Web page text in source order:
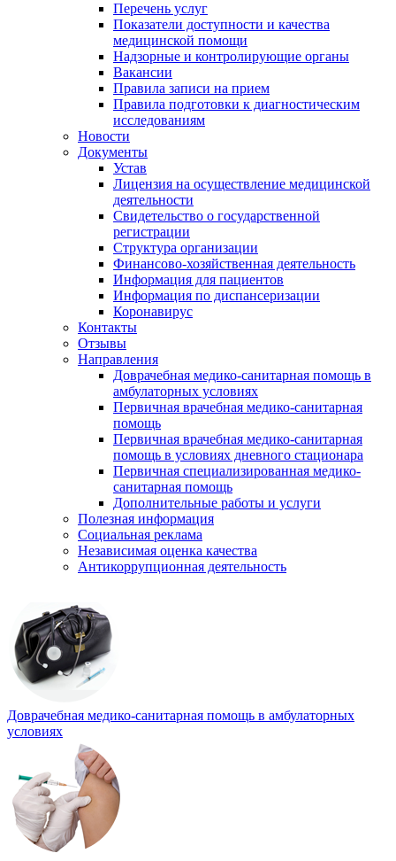
Перечень услуг
Показатели доступности и качества
медицинской помощи
Надзорные и контролирующие органы
Вакансии
Правила записи на прием
Правила подготовки к диагностическим
исследованиям
Новости
Документы
Устав
Лицензия на осуществление медицинской
деятельности
Свидетельство о государственной
регистрации
Структура организации
Финансово-хозяйственная деятельность
Информация для пациентов
Информация по диспансеризации
Коронавирус
Контакты
Отзывы
Направления
Доврачебная медико-санитарная помощь в
амбулаторных условиях
Первичная врачебная медико-санитарная
помощь
Первичная врачебная медико-санитарная
помощь в условиях дневного стационара
Первичная специализированная медико-
санитарная помощь
Дополнительные работы и услуги
Полезная информация
Социальная реклама
Независимая оценка качества
Антикоррупционная деятельность
Доврачебная медико-санитарная помощь в амбулаторных
условиях